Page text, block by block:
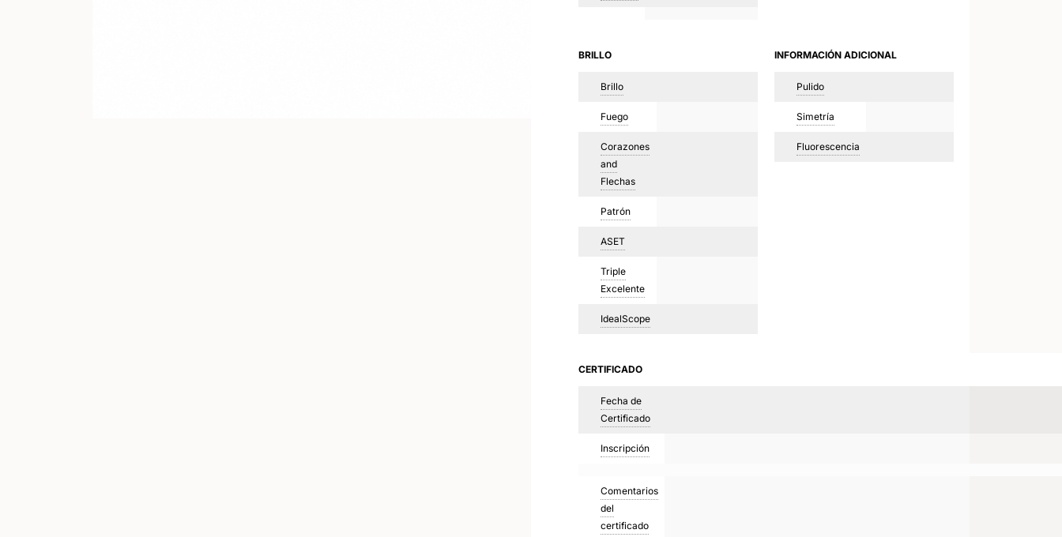
BRILLO
Brillo
Fuego
Corazones
and
Flechas
Patrón
ASET
Triple
Excelente
IdealScope
INFORMACIÓN ADICIONAL
Pulido
Simetría
Fluorescencia
CERTIFICADO
Fecha de
Certificado
Inscripción
Comentarios
del
certificado